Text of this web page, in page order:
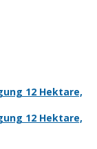
12 Hektare,
12 Hektare,